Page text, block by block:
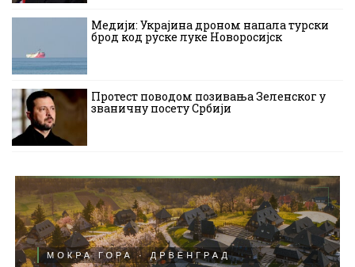
Медији: Украјина дроном напала турски
брод код руске луке Новоросијск
Протест поводом позивања Зеленског у
званичну посету Србији